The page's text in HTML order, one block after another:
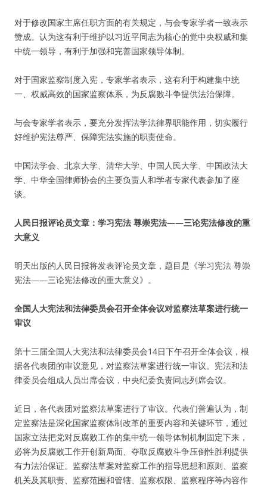
对于修改国家主席任职方面的有关规定，与会专家学者一致表示
赞成。认为这有利于维护以习近平同志为核心的党中央权威和集
中统一领导，有利于加强和完善国家领导体制。
对于国家监察制度入宪，专家学者表示，这有利于构建集中统
一、权威高效的国家监察体系，为反腐败斗争提供法治保障。
与会专家学者表示，要充分发挥法学法律界职能作用，切实履行
好维护宪法尊严、保障宪法实施的职责使命。
中国法学会、北京大学、清华大学、中国人民大学、中国政法大
学、中华全国律师协会的主要负责人和学者专家代表参加了座
谈。
人民日报评论员文章：学习宪法 尊崇宪法——三论宪法修改的重
大意义
明天出版的人民日报将发表评论员文章，题目是《学习宪法 尊崇
宪法——三论宪法修改的重大意义》。
全国人大宪法和法律委员会召开全体会议对监察法草案进行统一
审议
第十三届全国人大宪法和法律委员会14日下午召开全体会议，根
据各代表团的审议意见，对监察法草案进行统一审议。宪法和法
律委员会组成人员出席会议，中央纪委负责同志列席会议。
近日，各代表团对监察法草案进行了审议。代表们普遍认为，制
定监察法是深化国家监察体制改革的重要内容和关键环节，通过
国家立法把党对反腐败工作的集中统一领导体制机制固定下来，
必将为反腐败工作开创新局面、夺取反腐败斗争压倒性胜利提供
有力法治保证。监察法草案对监察工作的指导思想和原则、监察
机关及其职责、监察范围和管辖、监察权限、监察程序等内容作